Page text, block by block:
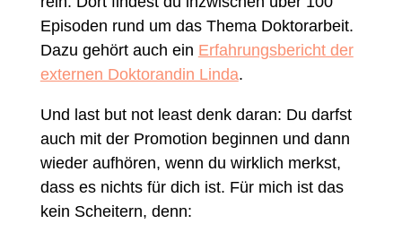
Episoden rund um das Thema Doktorarbeit.
Dazu gehört auch ein Erfahrungsbericht der
externen Doktorandin Linda.
Und last but not least denk daran: Du darfst
auch mit der Promotion beginnen und dann
wieder aufhören, wenn du wirklich merkst,
dass es nichts für dich ist. Für mich ist das
kein Scheitern, denn: